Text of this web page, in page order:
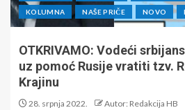
KOLUMNA NAŠE PRIČE NOVO
OTKRIVAMO: Vodeći
uz pomoć Rusije vratiti tzv.
Krajinu
28. srpnja 2022. Autor: Redakcija HB